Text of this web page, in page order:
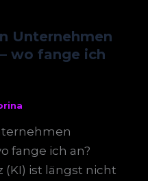
Unternehmen
wo fange ich
fange ich an?
ist längst nicht